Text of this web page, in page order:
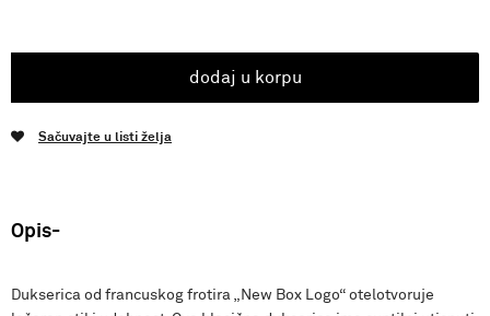
dodaj u korpu
Sačuvajte u listi želja
Opis
Dukserica od francuskog frotira „New Box Logo“ otelotvoruje